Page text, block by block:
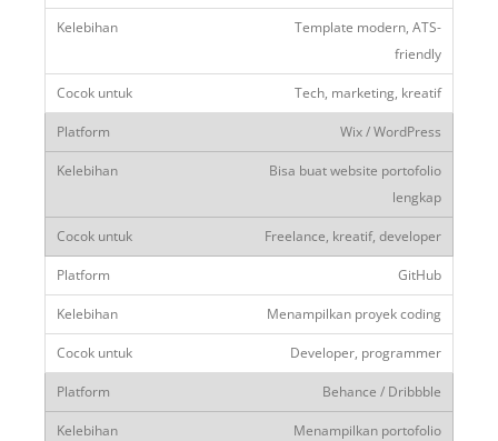
Template modern, ATS-
friendly
Tech, marketing, kreatif
Wix / WordPress
Bisa buat website portofolio
lengkap
Freelance, kreatif, developer
GitHub
Menampilkan proyek coding
Developer, programmer
Behance / Dribbble
Menampilkan portofolio